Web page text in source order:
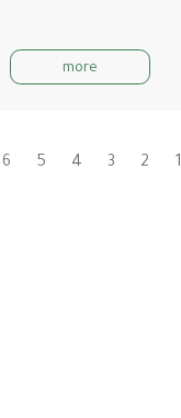
more
Current1 الصفحة
2 الصفحة
3 الصفحة
4
5
6